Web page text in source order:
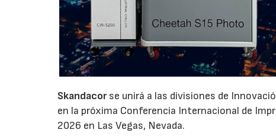
Skandacorse unirá a las divisiones de
en la próxima Conferencia Internacional de
2026 en Las Vegas, Nevada.